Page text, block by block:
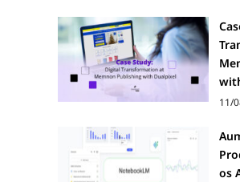
11/
os